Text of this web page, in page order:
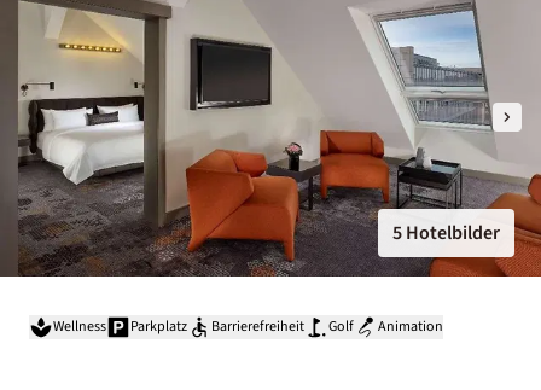
5 Hotelbilder
Wellness Parkplatz Barrierefreiheit Golf Animation